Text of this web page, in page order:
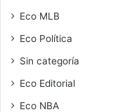
Eco MLB
Eco Política
Sin categoría
Eco Editorial
Eco NBA